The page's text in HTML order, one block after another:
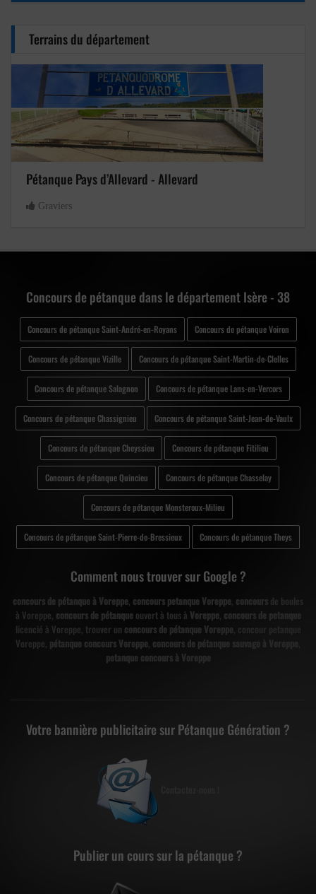
Terrains du département
Pétanque Pays d’Allevard - Allevard
Graviers
Concours de pétanque dans le département Isère - 38
Concours de pétanque Saint-André-en-Royans Concours de pétanque Voiron
Concours de pétanque Vizille Concours de pétanque Saint-Martin-de-Clelles
Concours de pétanque Salagnon Concours de pétanque Lans-en-Vercors
Concours de pétanque Chassignieu Concours de pétanque Saint-Jean-de-Vaulx
Concours de pétanque Cheyssieu Concours de pétanque Fitilieu
Concours de pétanque Quincieu Concours de pétanque Chasselay
Concours de pétanque Monsteroux-Milieu
Concours de pétanque Saint-Pierre-de-Bressieux Concours de pétanque Theys
Comment nous trouver sur Google ?
concours de pétanque à Voreppe, concours petanque Voreppe, concours de boules
à Voreppe, concours de pétanqueouvert à tous à Voreppe, concours de petanque
licencié à Voreppe, trouver un concours de pétanque Voreppe, concour petanque
Voreppe, pétanque concours Voreppe, concours de pétanque sauvage à Voreppe
petanque concours à Voreppe
Votre bannière publicitaire sur Pétanque Génération ?
Publier un cours sur la pétanque ?